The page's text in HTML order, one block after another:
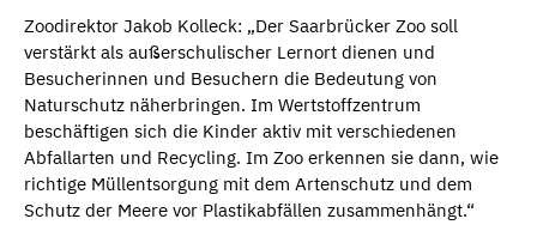
Zoodirektor Jakob Kolleck: „Der Saarbrücker Zoo soll
verstärkt als außerschulischer Lernort dienen und
Besucherinnen und Besuchern die Bedeutung von
Naturschutz näherbringen. Im Wertstoffzentrum
beschäftigen sich die Kinder aktiv mit verschiedenen
Abfallarten und Recycling. Im Zoo erkennen sie dann, wie
richtige Müllentsorgung mit dem Artenschutz und dem
Schutz der Meere vor Plastikabfällen zusammenhängt.“